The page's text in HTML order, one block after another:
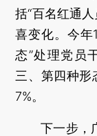
括“百名红通
喜变化。今年
态”处理党员
三、第四种形
7%。
下一步，广